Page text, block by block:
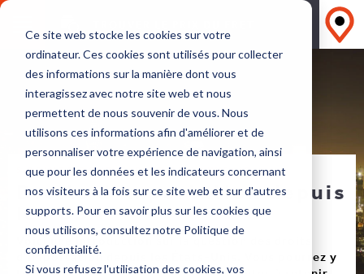
Ce site web stocke les cookies sur votre
ordinateur. Ces cookies sont utilisés pour collecter
des informations sur la manière dont vous
interagissez avec notre site web et nous
permettent de nous souvenir de vous. Nous
utilisons ces informations afin d'améliorer et de
personnaliser votre expérience de navigation, ainsi
que pour les données et les indicateurs concernant
nos visiteurs à la fois sur ce site web et sur d'autres
supports. Pour en savoir plus sur les cookies que
nous utilisons, consultez notre Politique de
confidentialité.
Si vous refusez l'utilisation des cookies, vos
5 POINTS DONT IL FAUT SE SOUVENIR
Droits d'importation depuis
les USA
Voici une introduction sur la question des droits
d’importation depuis les États-Unis. Vous pourrez y